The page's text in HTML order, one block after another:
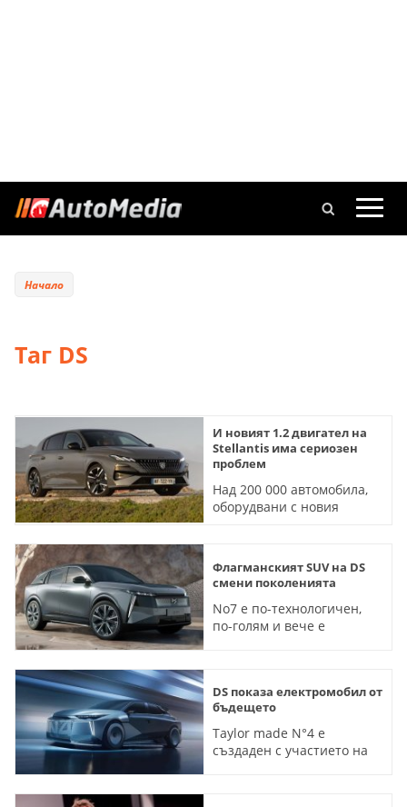
Начало
Таг DS
И новият 1.2 двигател на
Stellantis има сериозен
проблем
Над 200 000 автомобила,
оборудвани с новия
Флагманският SUV на DS
смени поколенията
No7 е по-технологичен,
по-голям и вече е
DS показа електромобил от
бъдещето
Taylor made N°4 е
създаден с участието на